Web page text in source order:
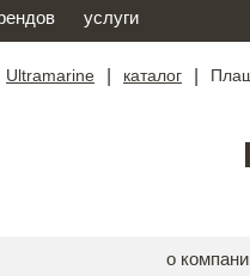
услуги
Ultramarine каталог
о